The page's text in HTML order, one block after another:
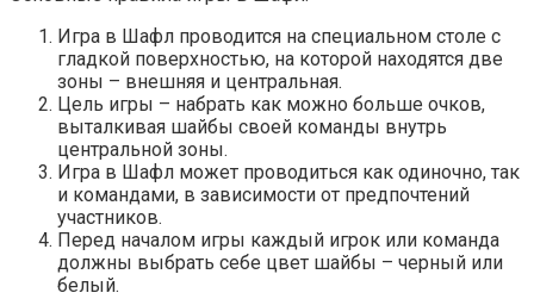
Игра в Шафл проводится на специальном столе с
гладкой поверхностью, на которой находятся две
зоны – внешняя и центральная.
Цель игры – набрать как можно больше очков,
выталкивая шайбы своей команды внутрь
центральной зоны.
Игра в Шафл может проводиться как одиночно, так
и командами, в зависимости от предпочтений
участников.
Перед началом игры каждый игрок или команда
должны выбрать себе цвет шайбы – черный или
белый.